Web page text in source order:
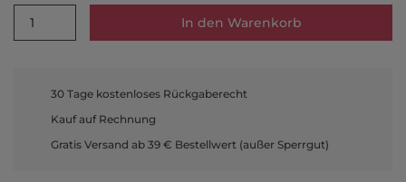
1 In den Warenkorb
30 Tage kostenloses Rückgaberecht
Kauf auf Rechnung
Gratis Versand ab 39 € Bestellwert (außer Sperrgut)